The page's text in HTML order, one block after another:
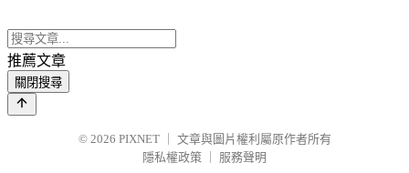
推薦文章
關閉搜尋
© 2026 PIXNET
文章與圖片權利屬原作者所有
隱私權政策
服務聲明